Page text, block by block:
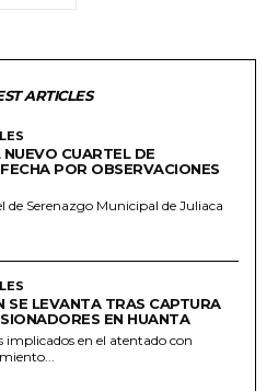
ARTICLES
CUARTEL DE
POR OBSERVACIONES
de Serenazgo Municipal de Juliaca
SE LEVANTA TRAS CAPTURA
EN HUANTA
implicados en el atentado con